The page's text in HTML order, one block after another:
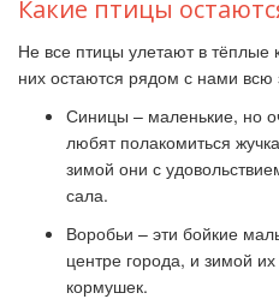
Какие птицы
Не все птицы улетают в тёплые
них остаются рядом с нами
Синицы – маленькие, но
любят полакомиться
зимой они с
сала.
Воробьи – эти бойкие
центре города, и зимой
кормушек.